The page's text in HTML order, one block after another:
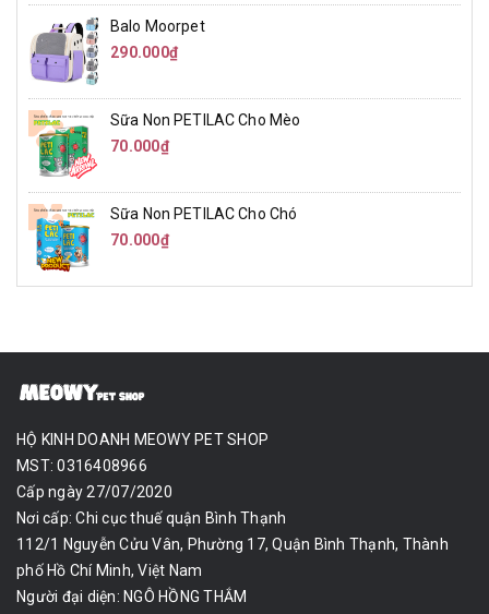
Balo Moorpet
290.000₫
Sữa Non PETILAC Cho Mèo
70.000₫
Sữa Non PETILAC Cho Chó
70.000₫
HỘ KINH DOANH MEOWY PET SHOP
MST: 0316408966
Cấp ngày 27/07/2020
Nơi cấp: Chi cục thuế quận Bình Thạnh
112/1 Nguyễn Cửu Vân, Phường 17, Quận Bình Thạnh, Thành
phố Hồ Chí Minh, Việt Nam
Người đại diện: NGÔ HỒNG THẮM